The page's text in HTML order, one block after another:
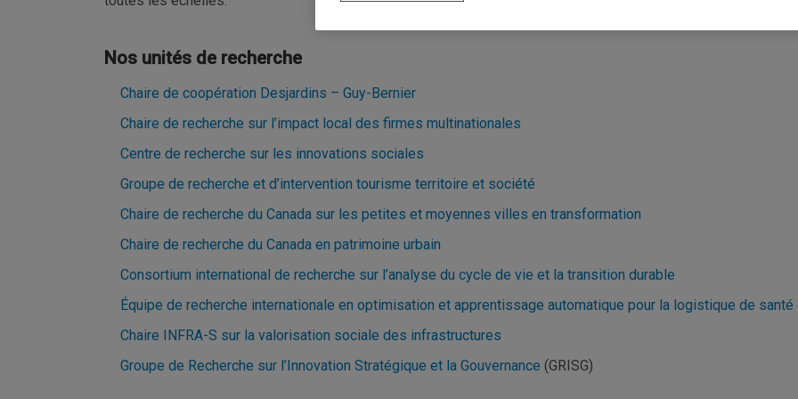
Nos unités de recherche
Chaire de coopération Desjardins – Guy-Bernier
Chaire de recherche sur l’impact local des firmes multinationales
Centre de recherche sur les innovations sociales
Groupe de recherche et d’intervention tourisme territoire et société
Chaire de recherche du Canada sur les petites et moyennes villes en transformation
Chaire de recherche du Canada en patrimoine urbain
Consortium international de recherche sur l’analyse du cycle de vie et la transition durable
Équipe de recherche internationale en optimisation et apprentissage automatique pour la logistique de
Chaire INFRA-S sur la valorisation sociale des infrastructures
Groupe de Recherche sur l’Innovation Stratégique et la Gouvernance (GRISG)